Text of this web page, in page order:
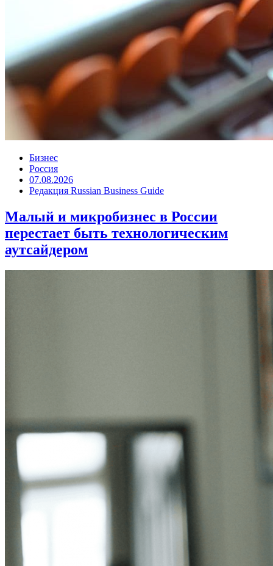
Бизнес
Россия
07.08.2026
Редакция Russian Business Guide
Малый и микробизнес в России
перестает быть технологическим
аутсайдером